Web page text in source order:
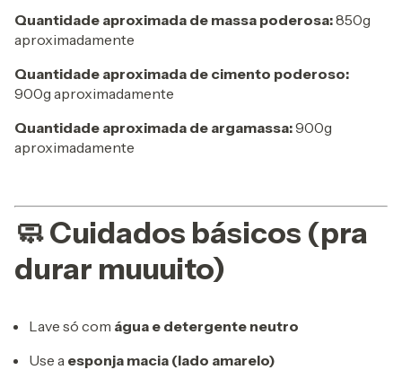
Quantidade aproximada de massa poderosa:850g
aproximadamente
Quantidade aproximada de cimento poderoso:
900g aproximadamente
Quantidade aproximada de argamassa:900g
aproximadamente
🧼 Cuidados básicos (pra
durar muuuito)
Lave só com água e detergente neutro
Use a esponja macia (lado amarelo)